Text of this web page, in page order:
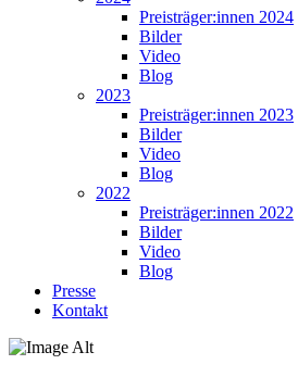
Preisträger:innen 2024
Bilder
Video
Blog
2023
Preisträger:innen 2023
Bilder
Video
Blog
2022
Preisträger:innen 2022
Bilder
Video
Blog
Presse
Kontakt